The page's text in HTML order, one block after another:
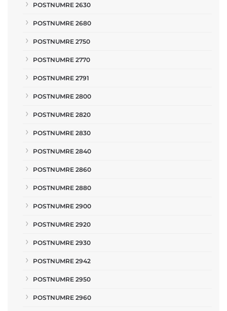
POSTNUMRE 2630
POSTNUMRE 2680
POSTNUMRE 2750
POSTNUMRE 2770
POSTNUMRE 2791
POSTNUMRE 2800
POSTNUMRE 2820
POSTNUMRE 2830
POSTNUMRE 2840
POSTNUMRE 2860
POSTNUMRE 2880
POSTNUMRE 2900
POSTNUMRE 2920
POSTNUMRE 2930
POSTNUMRE 2942
POSTNUMRE 2950
POSTNUMRE 2960